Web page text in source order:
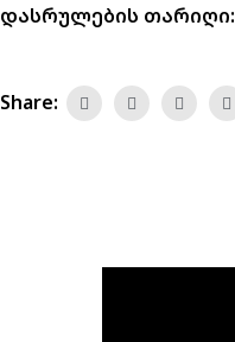
დასრულების თარიღი:
Share: